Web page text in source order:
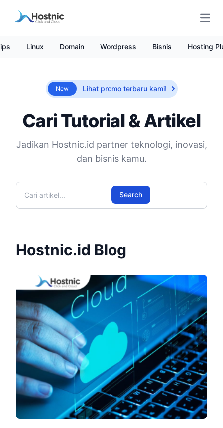
Linux Domain Wordpress Bisnis Hosting
New Lihat promo terbaru kami!
Cari Tutorial & Artikel
Jadikan Hostnic.id partner teknologi, inovasi,
dan bisnis kamu.
Cari artikel
Search
Hostnic.id Blog